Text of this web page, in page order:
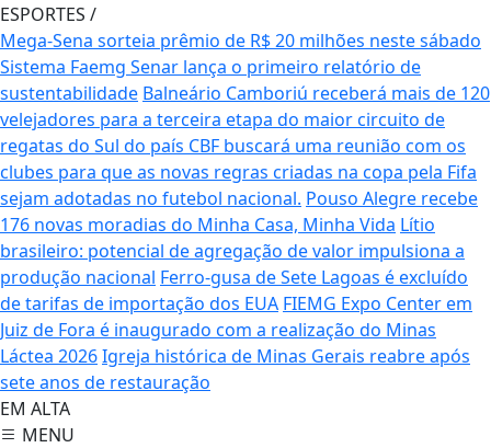
ESPORTES /
Mega-Sena sorteia prêmio de R$ 20 milhões neste sábado
Sistema Faemg Senar lança o primeiro relatório de
sustentabilidade Balneário Camboriú receberá mais de 120
velejadores para a terceira etapa do maior circuito de
regatas do Sul do país CBF buscará uma reunião com os
clubes para que as novas regras criadas na copa pela Fifa
sejam adotadas no futebol nacional. Pouso Alegre recebe
176 novas moradias do Minha Casa, Minha Vida Lítio
brasileiro: potencial de agregação de valor impulsiona a
produção nacional Ferro-gusa de Sete Lagoas é excluído
de tarifas de importação dos EUA FIEMG Expo Center em
Juiz de Fora é inaugurado com a realização do Minas
Láctea 2026Igreja histórica de Minas Gerais reabre após
sete anos de restauração
EM ALTA
MENU